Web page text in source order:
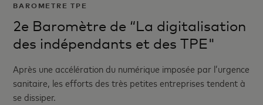
BAROMETRE TPE
2e Baromètre de “La digitalisation
des indépendants et des TPE"
Après une accélération du numérique imposée par l’urgence
sanitaire, les efforts des très petites entreprises tendent à
se dissiper.